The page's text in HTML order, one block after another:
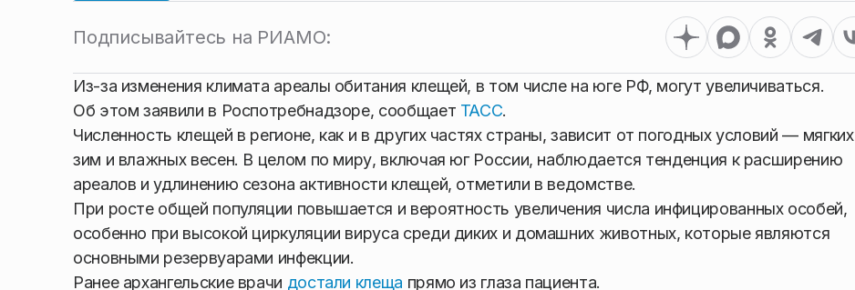
Подписывайтесь на РИАМО:
Из-за изменения климата ареалы обитания клещей, в том числе на юге РФ, могут увеличиваться.
Об этом заявили в Роспотребнадзоре, сообщает ТАСС.
Численность клещей в регионе, как и в других частях страны, зависит от погодных условий — мягких
зим и влажных весен. В целом по миру, включая юг России, наблюдается тенденция к расширению
ареалов и удлинению сезона активности клещей, отметили в ведомстве.
При росте общей популяции повышается и вероятность увеличения числа инфицированных особей,
особенно при высокой циркуляции вируса среди диких и домашних животных, которые являются
основными резервуарами инфекции.
Ранее архангельские врачи достали клеща прямо из глаза пациента.